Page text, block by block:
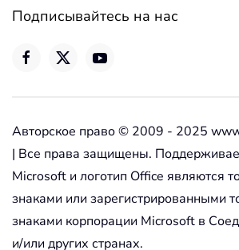
Подписывайтесь на нас
Авторское право © 2009 - 2025
| Все права защищены.
Microsoft и логотип Office являются
знаками или зарегистрированными
знаками корпорации Microsoft в
и/или других странах.